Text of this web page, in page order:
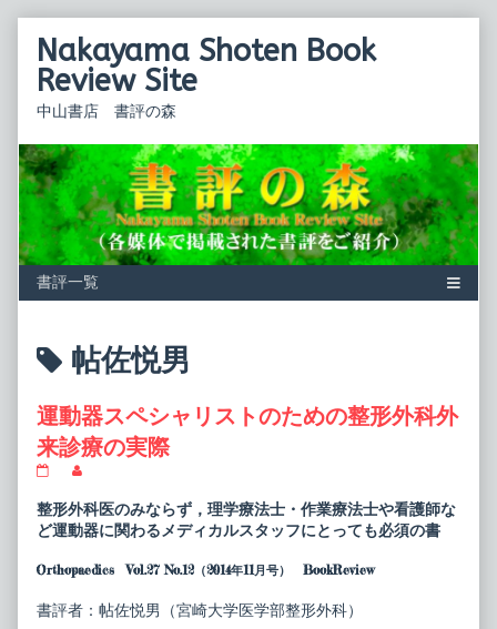
contentNakayama Shoten Book
Review Site
中山書店 書評の森
Posts
tagged
帖佐悦男
運動器スペシャリストのための整形外科外
来診療の実際
器
ス
ペ
ャ
ス
ト
posts
by
the
of
器
整形外科医のみならず，理学療法士・作業療法士や看護師な
ど運動器に関わるメディカルスタッフにとっても必須の書
Orthopaedics Vol.27 No.12（2014年11月号） BookReview
書評者：帖佐悦男（宮崎大学医学部整形外科）